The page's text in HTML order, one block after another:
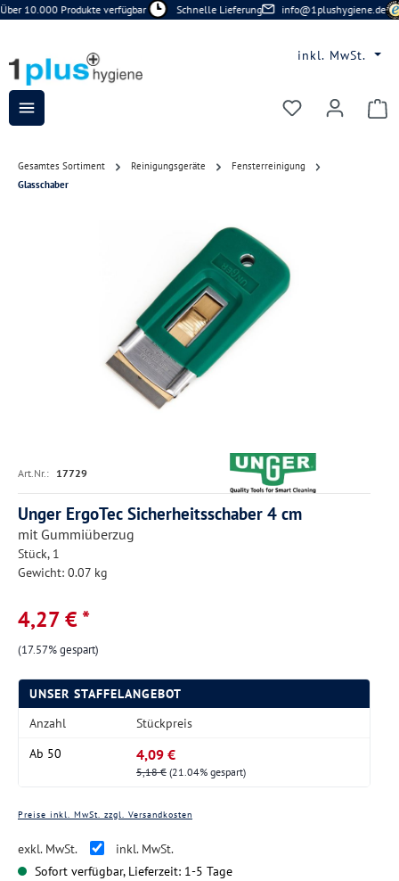
Zum Hauptinhalt springen
10.000 Produkte verfügbar Schnelle Lieferung info@1plushygiene.de
inkl. MwSt.
Du hast 0
Gesamtes Sortiment Reinigungsgeräte
Fensterreinigung
Glasschaber
Art.Nr.: 17729
Unger ErgoTec Sicherheitsschaber 4 cm
mit Gummiüberzug
Stück, 1
Gewicht: 0.07 kg
4,27 € *
(17.57% gespart)
UNSER STAFFELANGEBOT
Anzahl
Stückpreis
Ab 50 4,09 €
5,18 € (21.04% gespart)
Preise inkl. MwSt. zzgl. Versandkosten
exkl. MwSt.
inkl. MwSt.
Sofort verfügbar, Lieferzeit: 1-5 Tage